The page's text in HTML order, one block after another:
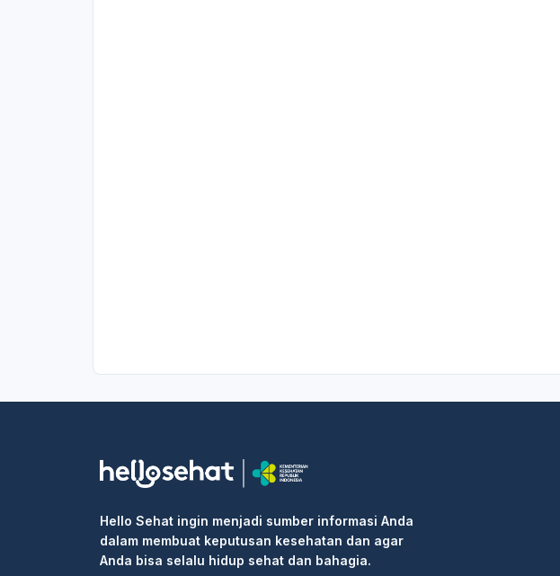
Hello Sehat ingin menjadi sumber informasi Anda
dalam membuat keputusan kesehatan dan agar
Anda bisa selalu hidup sehat dan bahagia.